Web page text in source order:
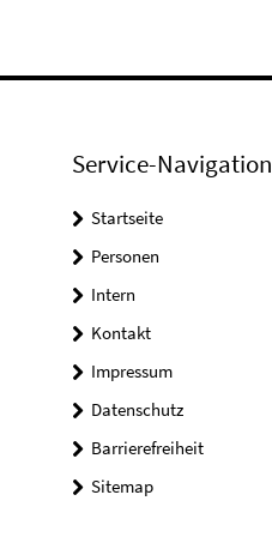
Service-Navigation
Startseite
Personen
Intern
Kontakt
Impressum
Datenschutz
Barrierefreiheit
Sitemap